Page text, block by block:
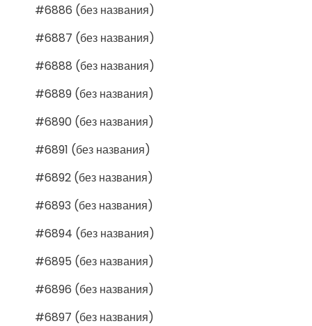
#6886 (без названия)
#6887 (без названия)
#6888 (без названия)
#6889 (без названия)
#6890 (без названия)
#6891 (без названия)
#6892 (без названия)
#6893 (без названия)
#6894 (без названия)
#6895 (без названия)
#6896 (без названия)
#6897 (без названия)